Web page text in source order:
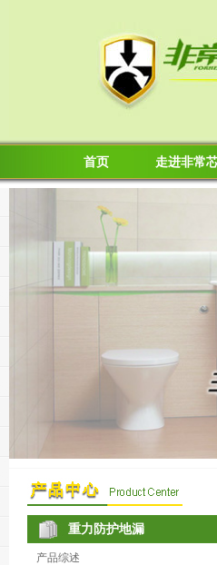
首页 走进非常
重力防护地漏
产品综述